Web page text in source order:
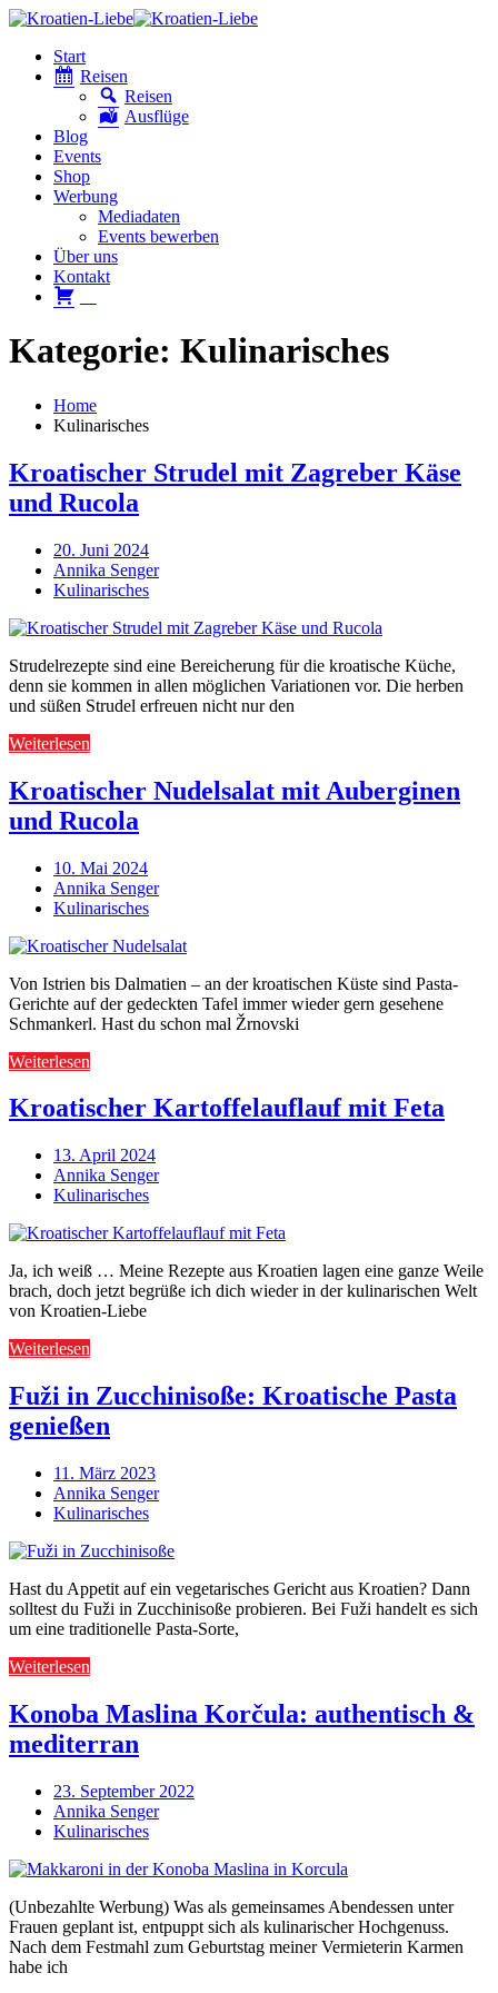
Start
Reisen
Reisen
Ausflüge
Blog
Events
Shop
Werbung
Mediadaten
Events bewerben
Über uns
Kontakt
Kategorie: Kulinarisches
Home
Kulinarisches
Kroatischer Strudel mit Zagreber Käse
und Rucola
20. Juni 2024
Annika Senger
Kulinarisches
Strudelrezepte sind eine Bereicherung für die kroatische Küche,
denn sie kommen in allen möglichen Variationen vor. Die herben
und süßen Strudel erfreuen nicht nur den
Weiterlesen
Kroatischer Nudelsalat mit Auberginen
und Rucola
10. Mai 2024
Annika Senger
Kulinarisches
Von Istrien bis Dalmatien – an der kroatischen Küste sind Pasta-
Gerichte auf der gedeckten Tafel immer wieder gern gesehene
Schmankerl. Hast du schon mal Žrnovski
Weiterlesen
Kroatischer Kartoffelauflauf mit Feta
13. April 2024
Annika Senger
Kulinarisches
Ja, ich weiß … Meine Rezepte aus Kroatien lagen eine ganze Weile
brach, doch jetzt begrüße ich dich wieder in der kulinarischen Welt
von Kroatien-Liebe
Weiterlesen
Fuži in Zucchinisoße: Kroatische Pasta
genießen
11. März 2023
Annika Senger
Kulinarisches
Hast du Appetit auf ein vegetarisches Gericht aus Kroatien? Dann
solltest du Fuži in Zucchinisoße probieren. Bei Fuži handelt es sich
um eine traditionelle Pasta-Sorte,
Weiterlesen
Konoba Maslina Korčula: authentisch &
mediterran
23. September 2022
Annika Senger
Kulinarisches
(Unbezahlte Werbung) Was als gemeinsames Abendessen unter
Frauen geplant ist, entpuppt sich als kulinarischer Hochgenuss.
Nach dem Festmahl zum Geburtstag meiner Vermieterin Karmen
habe ich